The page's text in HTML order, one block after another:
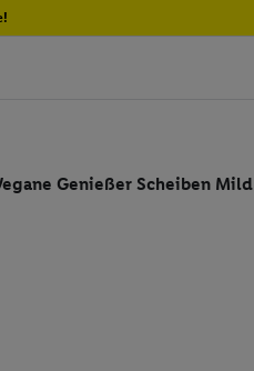
Genießer Scheiben Mild